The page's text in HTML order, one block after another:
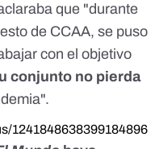
que "durante
de CCAA, se puso
con el objetivo
conjunto no pierda
1241848638399184896